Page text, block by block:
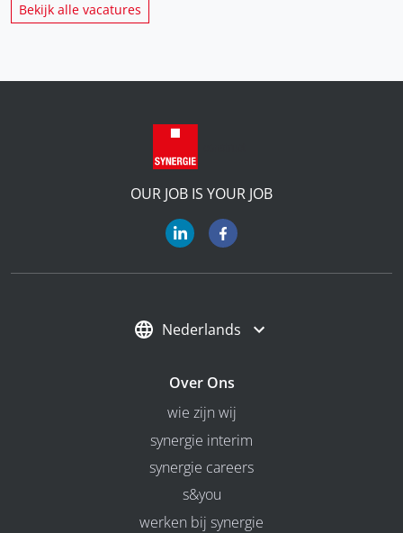
Bekijk alle vacatures
OUR JOB IS YOUR JOB
Nederlands
Over Ons
wie zijn wij
synergie interim
synergie careers
s&you
werken bij synergie